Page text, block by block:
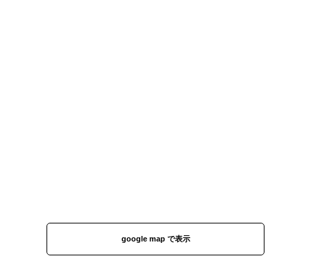
google map で表示